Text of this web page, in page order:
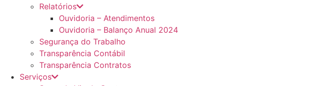
Relatórios
Ouvidoria – Atendimentos
Ouvidoria – Balanço Anual 2024
Segurança do Trabalho
Transparência Contábil
Transparência Contratos
Serviços